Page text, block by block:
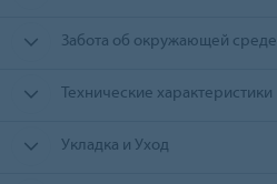
Забота об окружающей среде
Технические характеристики
Укладка и Уход